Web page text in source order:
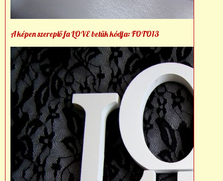
A képen szereplő fa LOVE betűk kódja: FOTO13